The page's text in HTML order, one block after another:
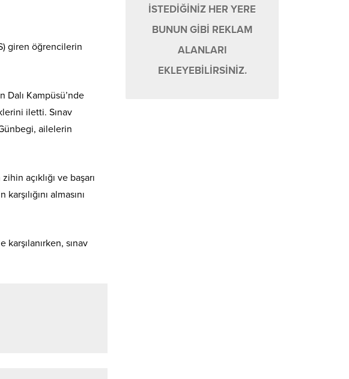
giren öğrencilerin
Dalı Kampüsü’nde
iletti. Sınav
ailelerin
açıklığı ve başarı
almasını
sınav
İSTEDİĞİNİZ HER YERE
BUNUN GİBİ REKLAM
ALANLARI
EKLEYEBİLİRSİNİZ.